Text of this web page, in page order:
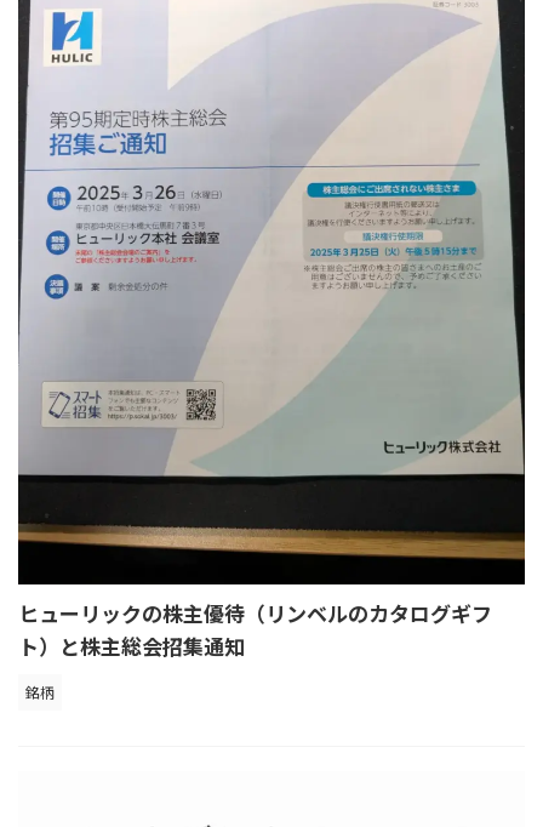
ヒューリックの株主優待（リンベルのカタログギフ
ト）と株主総会招集通知
銘柄